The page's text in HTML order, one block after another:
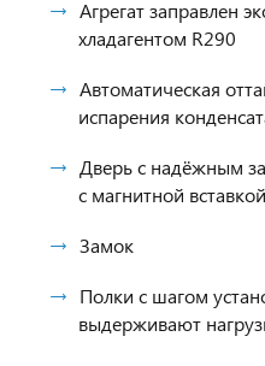
Агрегат заправлен
хладагентом R290
Автоматическая
испарения
Дверь с надёжным
с магнитной вставкой
Замок
Полки с шагом
выдерживают